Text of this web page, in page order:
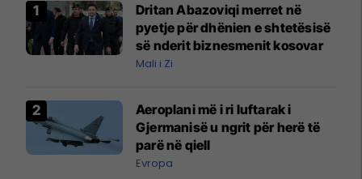
Dritan Abazoviqi merret në
pyetje për dhënien e shtetësisë
së nderit biznesmenit kosovar
Mali i Zi
Aeroplani më i ri luftarak i
Gjermanisë u ngrit për herë të
parë në qiell
Evropa